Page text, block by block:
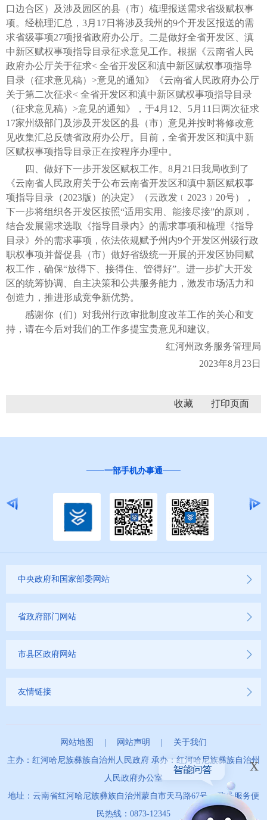
口边合区）及涉及园区的县（市）梳理报送需求省级赋权事
项。经梳理汇总，3月17日将涉及我州的9个开发区报送的需
求省级事项27项报省政府办公厅。二是做好全省开发区、滇
中新区赋权事项指导目录征求意见工作。根据《云南省人民
政府办公厅关于征求< 全省开发区和滇中新区赋权事项指导
目录（征求意见稿）>意见的通知》《云南省人民政府办公厅
关于第二次征求< 全省开发区和滇中新区赋权事项指导目录
（征求意见稿）>意见的通知》，于4月12、5月11日两次征求
17家州级部门及涉及开发区的县（市）意见并按时将修改意
见收集汇总反馈省政府办公厅。目前，全省开发区和滇中新
区赋权事项指导目录正在按程序办理中。
四、做好下一步开发区赋权工作。8月21日我局收到了
《云南省人民政府关于公布云南省开发区和滇中新区赋权事
项指导目录（2023版）的决定》（云政发﹝2023﹞20号），
下一步将组织各开发区按照“适用实用、能接尽接”的原则，
结合发展需求选取《指导目录内》的需求事项和梳理《指导
目录》外的需求事项，依法依规赋予州内9个开发区州级行政
职权事项并督促县（市）做好省级统一开展的开发区协同赋
权工作，确保“放得下、接得住、管得好”。进一步扩大开发
区的统筹协调、自主决策和公共服务能力，激发市场活力和
创造力，推进形成竞争新优势。
感谢你（们）对我州行政审批制度改革工作的关心和支
持，请在今后对我们的工作多提宝贵意见和建议。
红河州政务服务管理局
2023年8月23日
收藏
一部手机办事通
中央政府和国家部委网站
省政府部门网站
市县区政府网站
友情链接
网站地图 网站声明
关于我们
主办：红河哈尼族彝族自治州人民政府 承办：红河哈尼族彝族自治州
人民政府办公室
地址：云南省红河哈尼族彝族自治州蒙自市天马路67号 政务服务便
民热线：0873-12345
x